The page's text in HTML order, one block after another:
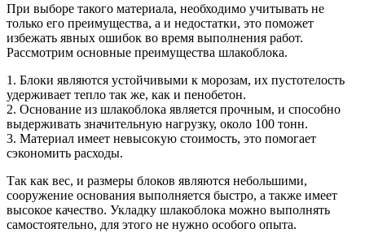
При выборе такого материала, необходимо учитывать не
только его преимущества, а и недостатки, это поможет
избежать явных ошибок во время выполнения работ.
Рассмотрим основные преимущества шлакоблока.
1. Блоки являются устойчивыми к морозам, их пустотелость
удерживает тепло так же, как и пенобетон.
2. Основание из шлакоблока является прочным, и способно
выдерживать значительную нагрузку, около 100 тонн.
3. Материал имеет невысокую стоимость, это помогает
сэкономить расходы.
Так как вес, и размеры блоков являются небольшими,
сооружение основания выполняется быстро, а также имеет
высокое качество. Укладку шлакоблока можно выполнять
самостоятельно, для этого не нужно особого опыта.